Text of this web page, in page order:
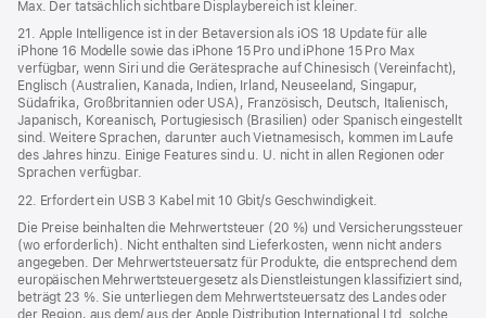
Max. Der tatsächlich sichtbare Displaybereich ist kleiner.
21. Apple Intelligence ist in der Betaversion als iOS 18 Update für alle
iPhone 16 Modelle sowie das iPhone 15 Pro und iPhone 15 Pro Max
verfügbar, wenn Siri und die Gerätesprache auf Chinesisch (Vereinfacht),
Englisch (Australien, Kanada, Indien, Irland, Neuseeland, Singapur,
Südafrika, Großbritannien oder USA), Französisch, Deutsch, Italienisch,
Japanisch, Koreanisch, Portugiesisch (Brasilien) oder Spanisch eingestellt
sind. Weitere Sprachen, darunter auch Vietnamesisch, kommen im Laufe
des Jahres hinzu. Einige Features sind u. U. nicht in allen Regionen oder
Sprachen verfügbar.
22. Erfordert ein USB 3 Kabel mit 10 Gbit/s Geschwindigkeit.
Die Preise beinhalten die Mehrwertsteuer (20 %) und Versicherungssteuer
(wo erforderlich). Nicht enthalten sind Lieferkosten, wenn nicht anders
angegeben. Der Mehrwertsteuersatz für Produkte, die entsprechend dem
europäischen Mehrwertsteuergesetz als Dienstleistungen klassifiziert sind,
beträgt 23 %. Sie unterliegen dem Mehrwertsteuersatz des Landes oder